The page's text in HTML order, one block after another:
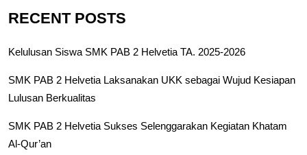
RECENT POSTS
Kelulusan Siswa SMK PAB 2 Helvetia TA. 2025-2026
SMK PAB 2 Helvetia Laksanakan UKK sebagai Wujud Kesiapan
Lulusan Berkualitas
SMK PAB 2 Helvetia Sukses Selenggarakan Kegiatan Khatam
Al-Qur’an